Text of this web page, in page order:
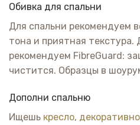
Обивка для спальни
Для спальни рекомендуем
тона и приятная текстура.
рекомендуем FibreGuard:
чистится. Образцы в
Дополни спальню
Ищешь кресло,